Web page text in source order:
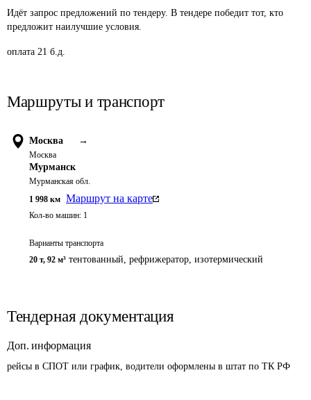
Идёт запрос предложений по тендеру. В тендере победит тот, кто
предложит наилучшие условия.
оплата 21 б.д.
Маршруты и транспорт
Москва →
Москва
Мурманск
Мурманская обл.
1 998 км Маршрут на карте
Кол-во машин: 1
Варианты транспорта
20 т, 92 м³ тентованный, рефрижератор, изотермический
Тендерная документация
Доп. информация
рейсы в СПОТ или график, водители оформлены в штат по ТК РФ